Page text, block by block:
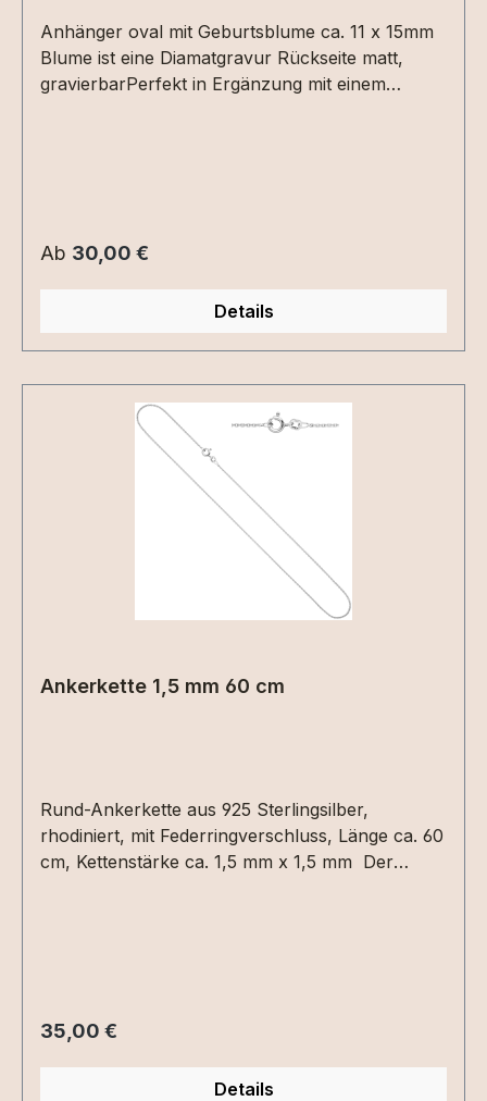
Anhänger oval mit Geburtsblume ca. 11 x 15mm
Blume ist eine Diamatgravur Rückseite matt,
gravierbarPerfekt in Ergänzung mit einem
Regulärer Preis:
Ab 30,00 €
Details
Ankerkette 1,5 mm 60 cm
Rund-Ankerkette aus 925 Sterlingsilber,
rhodiniert, mit Federringverschluss, Länge ca. 60
cm, Kettenstärke ca. 1,5 mm x 1,5 mm Der
Regulärer Preis:
35,00 €
Details